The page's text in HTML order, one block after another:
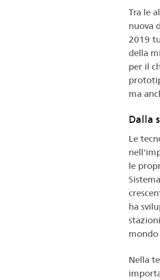
Tra le
nuova
2019
della
per il
ma
Dalla
Le
le
ha
Nella